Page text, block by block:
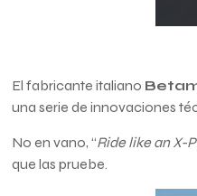
El fabricante italiano
una serie de innovaciones
No en vano, “Ride like an X-
que las pruebe.